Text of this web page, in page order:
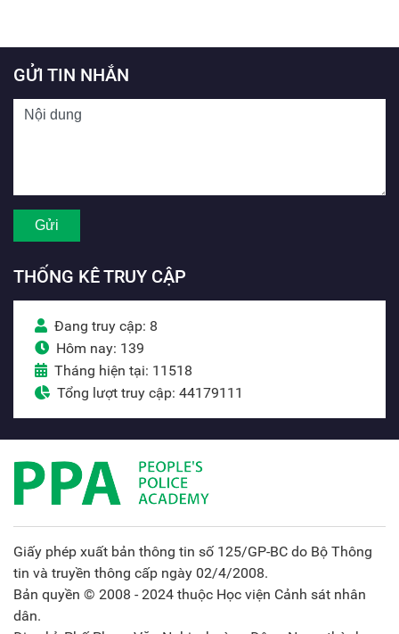
GỬI TIN NHẮN
THỐNG KÊ TRUY CẬP
Đang truy cập: 8
Hôm nay: 139
Tháng hiện tại: 11518
Tổng lượt truy cập: 44179111
Giấy phép xuất bản thông tin số 125/GP-BC do Bộ Thông
tin và truyền thông cấp ngày 02/4/2008.
Bản quyền © 2008 - 2024 thuộc Học viện Cảnh sát nhân
dân.